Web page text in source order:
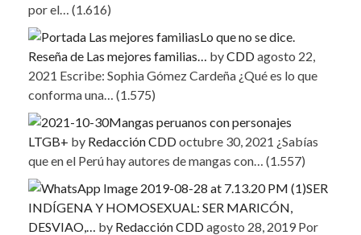
por el…
(1.616)
Lo que no se dice.
Reseña de Las mejores familias…
byCDDagosto 22,
2021 Escribe: Sophia Gómez Cardeña ¿Qué es lo que
conforma una…
(1.575)
Mangas peruanos con personajes
LTGB+ by Redacción CDDoctubre 30, 2021 ¿Sabías
que en el Perú hay autores de mangas con…
(1.557)
SER
INDÍGENA Y HOMOSEXUAL: SER MARICÓN,
DESVIAO,…
by Redacción CDDagosto 28, 2019 Por